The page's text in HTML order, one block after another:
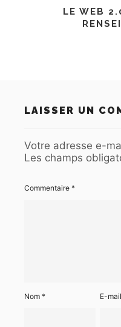
LE WEB
LAISSER UN
Votre adresse e-
Les champs
Commentaire *
Nom * E-